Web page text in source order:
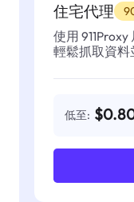
住宅代理
使用 911Proxy
輕鬆抓取資料
低至: